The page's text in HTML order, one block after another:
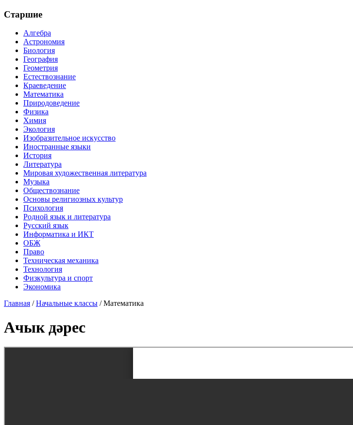
Старшие
Алгебра
Астрономия
Биология
География
Геометрия
Естествознание
Краеведение
Математика
Природоведение
Физика
Химия
Экология
Изобразительное искусство
Иностранные языки
История
Литература
Мировая художественная литература
Музыка
Обществознание
Основы религиозных культур
Психология
Родной язык и литература
Русский язык
Информатика и ИКТ
ОБЖ
Право
Техническая механика
Технология
Физкультура и спорт
Экономика
Главная /Начальные классы /Математика
Ачык дәрес